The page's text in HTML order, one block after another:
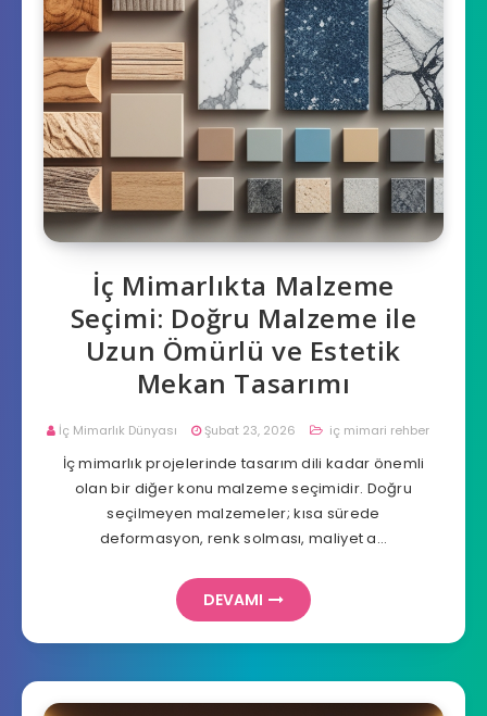
İç Mimarlıkta Malzeme
Seçimi: Doğru Malzeme ile
Uzun Ömürlü ve Estetik
Mekan Tasarımı
İç Mimarlık Dünyası Şubat 23, 2026 iç mimari rehber
İç mimarlık projelerinde tasarım dili kadar önemli
olan bir diğer konu malzeme seçimidir. Doğru
seçilmeyen malzemeler; kısa sürede
deformasyon, renk solması, maliyet a…
DEVAMI